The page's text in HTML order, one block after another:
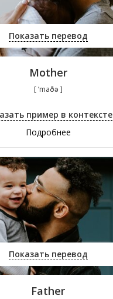
Показать перевод
Mother
[ ‘maðə ]
пример в контексте
Подробнее
Показать перевод
Father